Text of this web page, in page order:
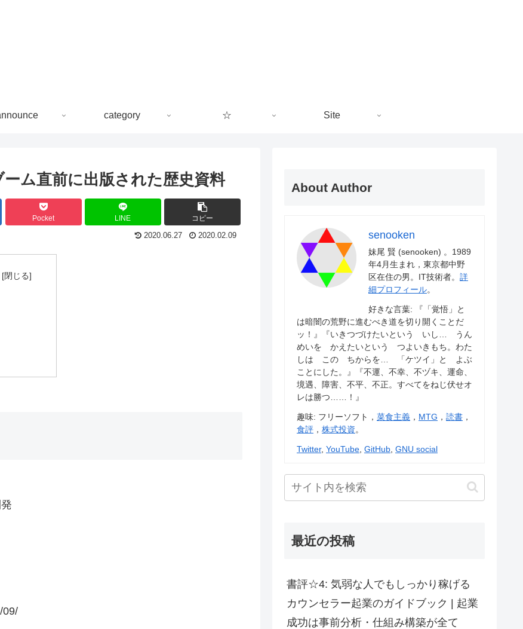
category ☆ Site
ム直前に出版された歴史資料
Pocket LINE コピー
2020.06.27 2020.02.09
09/
About Author
senooken
妹尾 賢 (senooken) 。1989
年4月生まれ，東京都中野
区在住の男。IT技術者。 詳
細プロフィール。
好きな言葉: 『「覚悟」と
は暗闇の荒野に進むべき道を切り開くことだ
ッ！』『いきつづけたいという いし… うん
めいを かえたいという つよいきもち。わた
しは この ちからを… 「ケツイ」と よぶ
ことにした。』『不運、不幸、不ヅキ、運命、
境遇、障害、不平、不正。すべてをねじ伏せオ
レは勝つ……！』
趣味: フリーソフト， 菜食主義 ， MTG ， 読書 ，
食評 ， 株式投資。
Twitter, YouTube GitHub GNU social
最近の投稿
書評☆4: 気弱な人でもしっかり稼げる
カウンセラー起業のガイドブック | 起業
成功は事前分析・仕組み構築が全て